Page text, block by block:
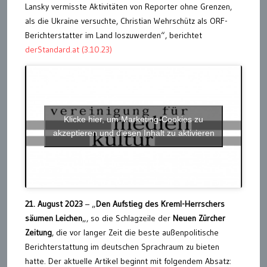
Lansky vermisste Aktivitäten von Reporter ohne Grenzen,
als die Ukraine versuchte, Christian Wehrschütz als ORF-
Berichterstatter im Land loszuwerden“, berichtet
derStandard.at (3.10.23)
Klicke hier, um Marketing-Cookies zu
akzeptieren und diesen Inhalt zu aktivieren
21. August 2023 – „Den Aufstieg des Kreml-Herrschers
säumen Leichen„, so die Schlagzeile der Neuen Zürcher
Zeitung, die vor langer Zeit die beste außenpolitische
Berichterstattung im deutschen Sprachraum zu bieten
hatte. Der aktuelle Artikel beginnt mit folgendem Absatz: